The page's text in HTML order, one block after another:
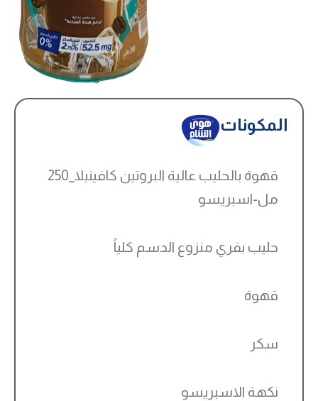
المكونات
قهوة بالحليب عالية البروتين كافينيلا_250
مل-اسبريسو
حليب بقري منزوع الدسم كلياً
قهوة
سكر
نكهة الاسبريسو